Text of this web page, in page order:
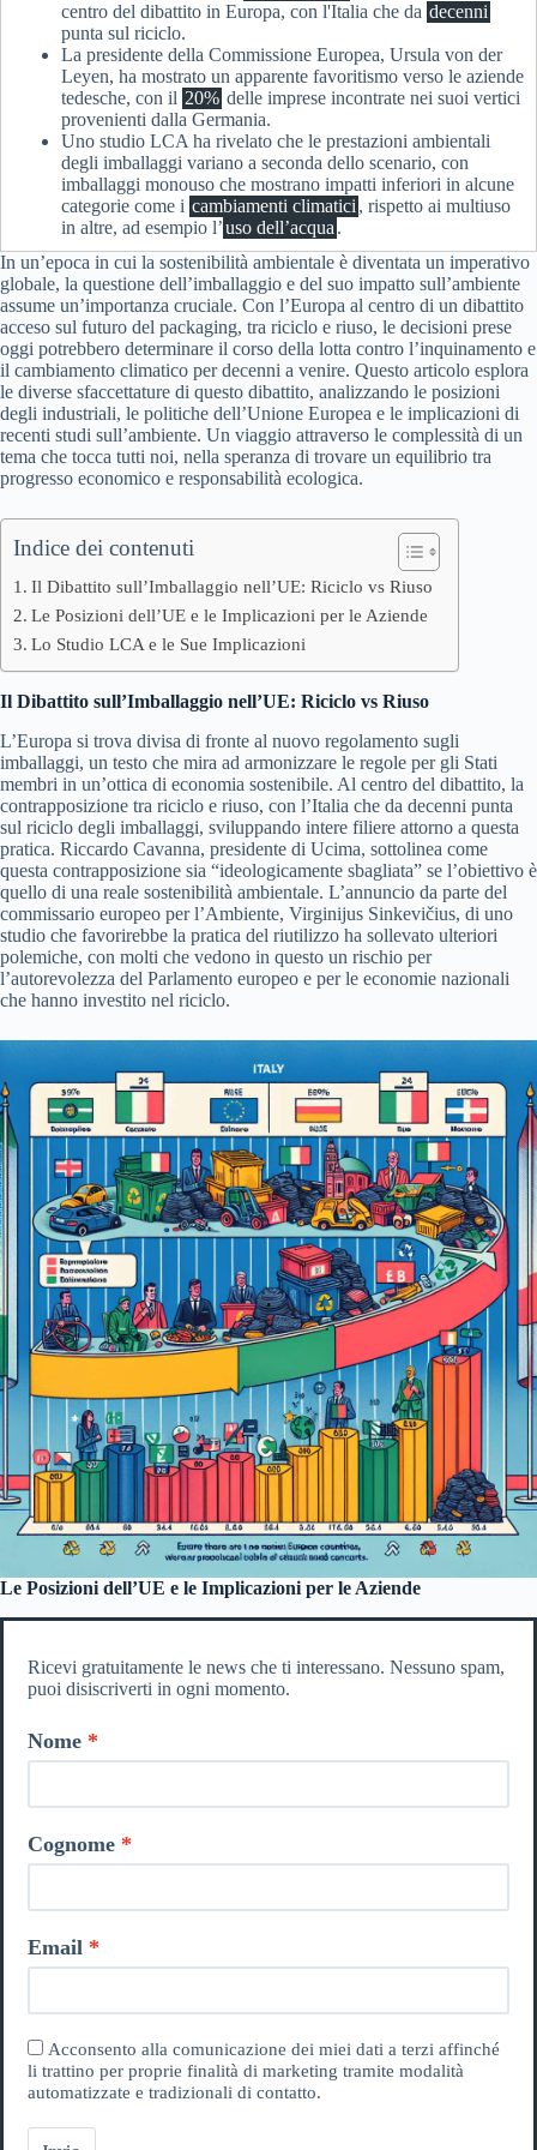
centro del dibattito in Europa, con l'Italia che da decenni
punta sul riciclo.
La presidente della Commissione Europea, Ursula von der
Leyen, ha mostrato un apparente favoritismo verso le aziende
tedesche, con il 20% delle imprese incontrate nei suoi vertici
provenienti dalla Germania.
Uno studio LCA ha rivelato che le prestazioni ambientali
degli imballaggi variano a seconda dello scenario, con
imballaggi monouso che mostrano impatti inferiori in alcune
categorie come i cambiamenti climatici , rispetto ai multiuso
in altre, ad esempio l’uso dell’acqua .
In un’epoca in cui la sostenibilità ambientale è diventata un imperativo
globale, la questione dell’imballaggio e del suo impatto sull’ambiente
assume un’importanza cruciale. Con l’Europa al centro di un dibattito
acceso sul futuro del packaging, tra riciclo e riuso, le decisioni prese
oggi potrebbero determinare il corso della lotta contro l’inquinamento e
il cambiamento climatico per decenni a venire. Questo articolo esplora
le diverse sfaccettature di questo dibattito, analizzando le posizioni
degli industriali, le politiche dell’Unione Europea e le implicazioni di
recenti studi sull’ambiente. Un viaggio attraverso le complessità di un
tema che tocca tutti noi, nella speranza di trovare un equilibrio tra
progresso economico e responsabilità ecologica.
Indice dei contenuti
Il Dibattito sull’Imballaggio nell’UE: Riciclo vs Riuso
Le Posizioni dell’UE e le Implicazioni per le Aziende
Lo Studio LCA e le Sue Implicazioni
Il Dibattito sull’Imballaggio nell’UE: Riciclo vs Riuso
L’Europa si trova divisa di fronte al nuovo regolamento sugli
imballaggi, un testo che mira ad armonizzare le regole per gli Stati
membri in un’ottica di economia sostenibile. Al centro del dibattito, la
contrapposizione tra riciclo e riuso, con l’Italia che da decenni punta
sul riciclo degli imballaggi, sviluppando intere filiere attorno a questa
pratica. Riccardo Cavanna, presidente di Ucima, sottolinea come
questa contrapposizione sia “ideologicamente sbagliata” se l’obiettivo è
quello di una reale sostenibilità ambientale. L’annuncio da parte del
commissario europeo per l’Ambiente, Virginijus Sinkevičius, di uno
studio che favorirebbe la pratica del riutilizzo ha sollevato ulteriori
polemiche, con molti che vedono in questo un rischio per
l’autorevolezza del Parlamento europeo e per le economie nazionali
che hanno investito nel riciclo.
Le Posizioni dell’UE e le Implicazioni per le Aziende
Ricevi gratuitamente le news che ti interessano. Nessuno spam,
puoi disiscriverti in ogni momento.
Nome
Cognome
Email
Acconsento alla comunicazione dei miei dati a terzi affinché
li trattino per proprie finalità di marketing tramite modalità
automatizzate e tradizionali di contatto.